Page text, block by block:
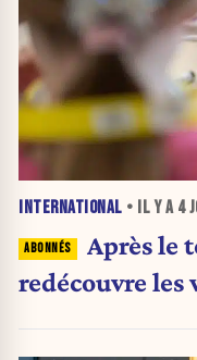
INTERNATIONAL • IL Y A 4
Après le
redécouvre les